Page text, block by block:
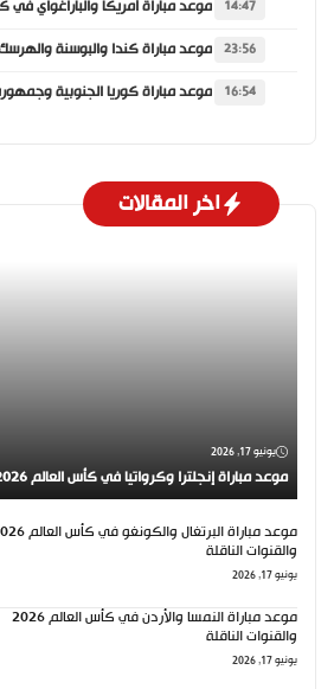
14:47
23:56
16:54
اخر المقالات
يونيو 17, 2026
موعد مباراة إنجلترا وكرواتيا في كأس العالم 2026 والقنوات الناقلة
موعد مباراة البرتغال والكونغو في كأس العالم 2026
والقنوات الناقلة
يونيو 17, 2026
موعد مباراة النمسا والأردن في كأس العالم 2026
والقنوات الناقلة
يونيو 17, 2026